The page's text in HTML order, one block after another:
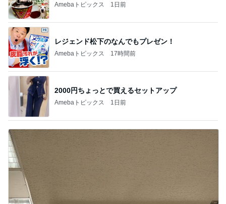
Amebaトピックス 1日前
レジェンド松下のなんでもプレゼン！
Amebaトピックス 17時間前
2000円ちょっとで買えるセットアップ
Amebaトピックス 1日前